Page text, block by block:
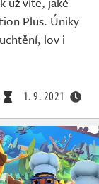
Plus. Úniky
lov i
1. 9. 2021